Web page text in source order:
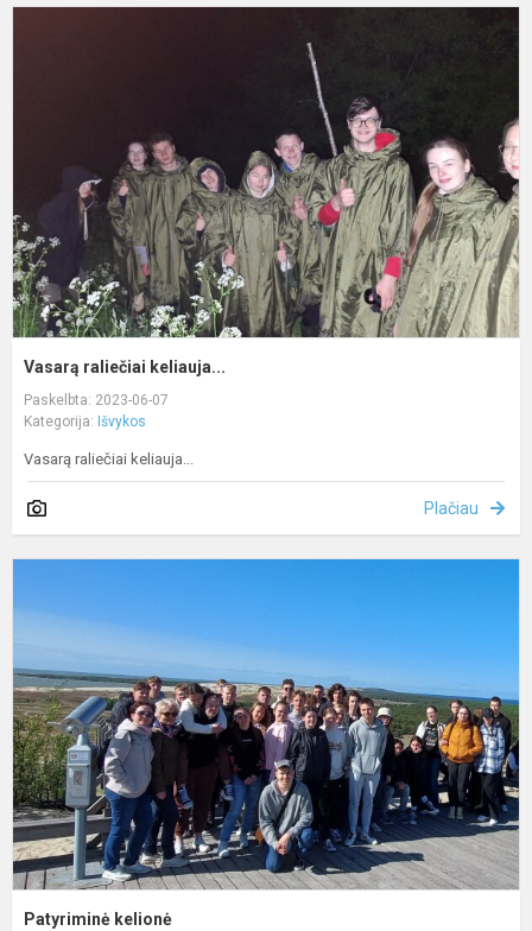
Vasarą raliečiai keliauja...
Paskelbta: 2023-06-07
Kategorija: Išvykos
Vasarą raliečiai keliauja...
Plačiau
Patyriminė kelionė